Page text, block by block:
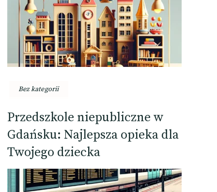
Bez kategorii
Przedszkole niepubliczne w
Gdańsku: Najlepsza opieka dla
Twojego dziecka